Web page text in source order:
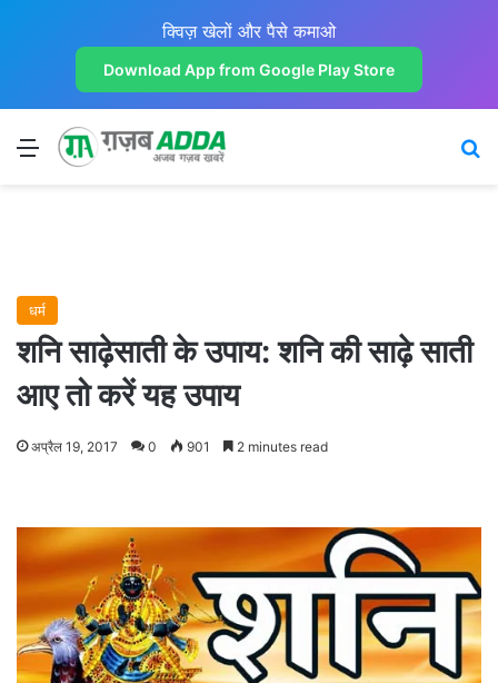
क्विज़ खेलों और पैसे कमाओ
Download App from Google Play Store
Menu
धर्म
शनि साढ़ेसाती के उपाय: शनि की साढ़े साती
आए तो करें यह उपाय
अप्रैल 19, 2017 0 901 2 minutes read